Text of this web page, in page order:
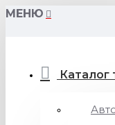
МЕНЮ
Каталог